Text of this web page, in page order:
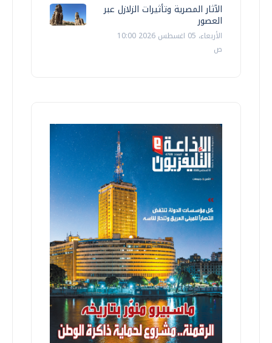
الآثار المصرية وتأثيرات الزلازل عبر
العصور
الأربعاء، 05 اغسطس 2026 10:00
ص